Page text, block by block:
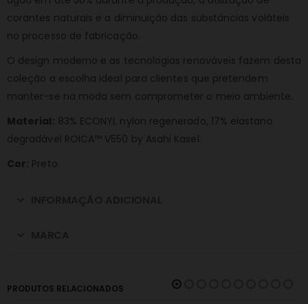
corantes naturais e a diminuição das substâncias voláteis
no processo de fabricação.
O design moderno e as tecnologias renováveis fazem desta
coleção a escolha ideal para clientes que pretendem
manter-se na moda sem comprometer o meio ambiente.
Material: 83% ECONYL nylon regenerado, 17% elastano
degradável ROICA™ V550 by Asahi Kasel.
Cor: Preto
PRODUTOS RELACIONADOS